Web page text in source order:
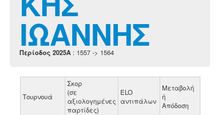
LoginΙΩΑΝΝΗΣ
Περίοδος 2025A : 1557 -> 1564
Τουρνουά
Σκορ
(σε
αξιολογημένες
παρτίδες)
ELO
αντιπάλων
Μεταβολή
ή
Απόδοση